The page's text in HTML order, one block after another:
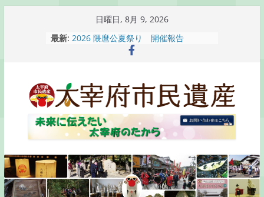
プ
日曜日, 8月 9, 2026
最新: 2026 隈麿公夏祭り 開催報告
通古賀歴史勉強会が開催されます
梅香苑夏まつり子どもみこし開催のお
知らせ
木うそ絵付け体験のお知らせ